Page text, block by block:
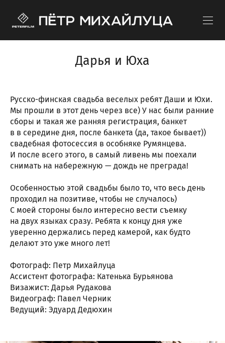
Дарья и Юха
Русско-финская свадьба веселых ребят Даши и Юхи.
Мы прошли в этот день через все) У нас были ранние
сборы и такая же ранняя регистрация, банкет
в в середине дня, после банкета (да, такое бывает))
свадебная фотосессия в особняке Румянцева.
И после всего этого, в самый ливень мы поехали
снимать на набережную — дождь не преграда!
Особенностью этой свадьбы было то, что весь день
проходил на позитиве, чтобы не случалось)
С моей стороны было интересно вести съемку
на двух языках сразу. Ребята к концу дня уже
уверенно держались перед камерой, как будто
делают это уже много лет!
Фотограф: Петр Михайлуца
Ассистент фотографа: Катенька Бурьянова
Визажист: Дарья Рудакова
Видеограф: Павел Черник
Ведущий: Эдуард Дедюхин